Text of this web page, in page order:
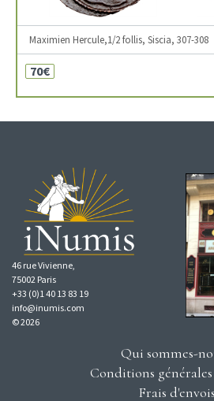
Maximien Hercule,1/2 follis, Siscia, 307-308
70€
46 rue Vivienne,
75002 Paris
+33 (0)1 40 13 83 19
info@inumis.com
© 2026
Qui sommes-
Conditions
Frais d'envois